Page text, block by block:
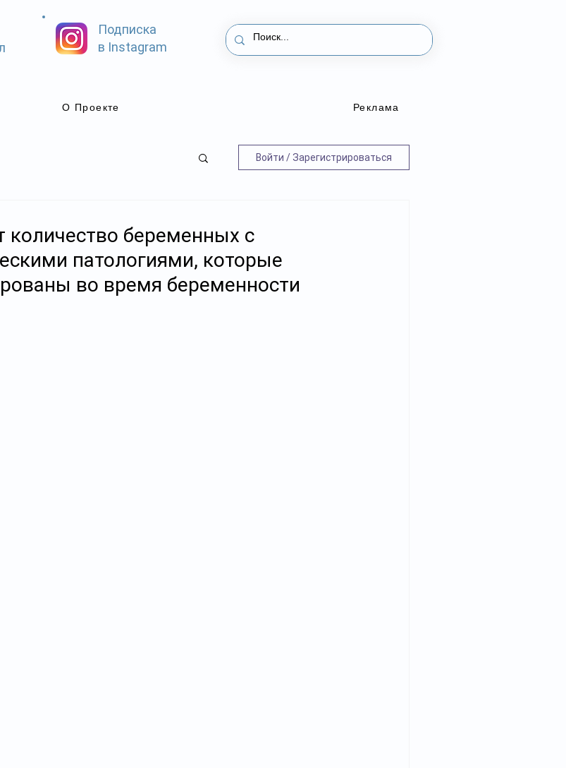
Подписка
в Instagram
О Проекте Реклама
Войти / Зарегистрироваться
количество беременных с
патологиями, которые
во время беременности